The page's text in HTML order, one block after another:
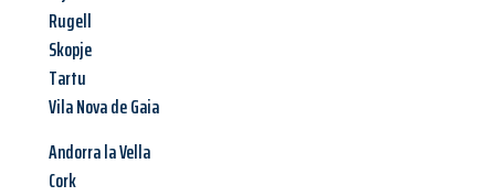
Rugell
Skopje
Tartu
Vila Nova de Gaia
Andorra la Vella
Cork